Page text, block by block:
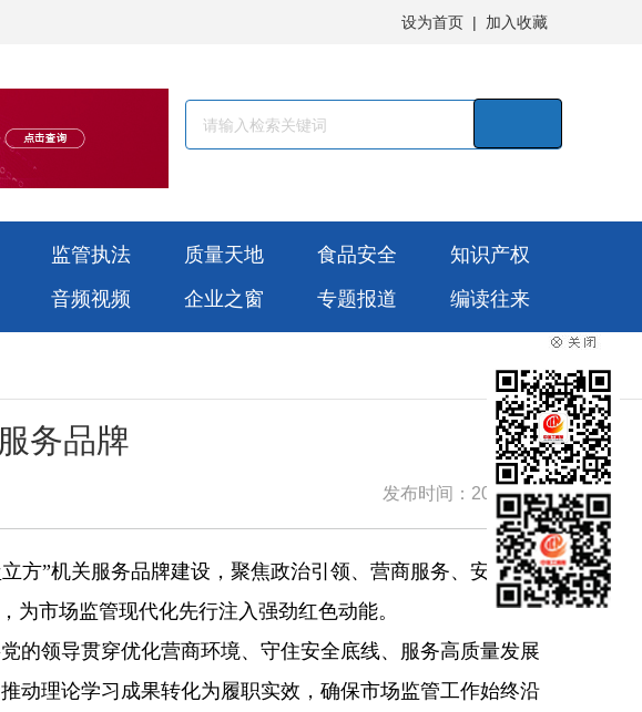
设为首页 | 加入收藏
监管执法 质量天地 食品安全
知识产权
音频视频 企业之窗 专题报道 编读往来
务品牌
发布时间：2026-02-13
方”机关服务品牌建设，聚焦政治引领、营商服务、安全守
为市场监管现代化先行注入强劲红色动能。
领导贯穿优化营商环境、守住安全底线、服务高质量发展
动理论学习成果转化为履职实效，确保市场监管工作始终沿